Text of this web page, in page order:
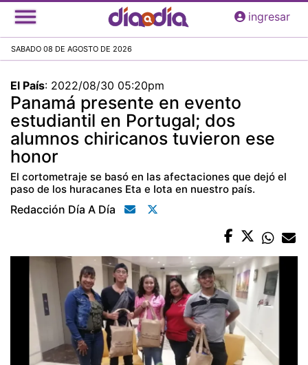
Pasar
al
principal
ingresar
SABADO 08 DE AGOSTO DE 2026
El País: 2022/08/30 05:20pm
Panamá presente en evento
estudiantil en Portugal; dos
alumnos chiricanos tuvieron ese
honor
El cortometraje se basó en las afectaciones que dejó el
paso de los huracanes Eta e Iota en nuestro país.
Redacción Día A Día